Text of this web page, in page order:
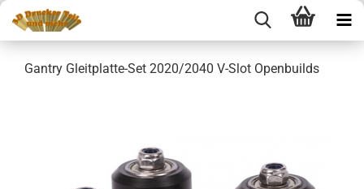
Gantry Gleitplatte-Set 2020/2040 V-Slot Openbuilds